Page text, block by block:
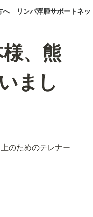
へ リンパ浮腫サポートネッ
、熊
まし
のためのテレナー